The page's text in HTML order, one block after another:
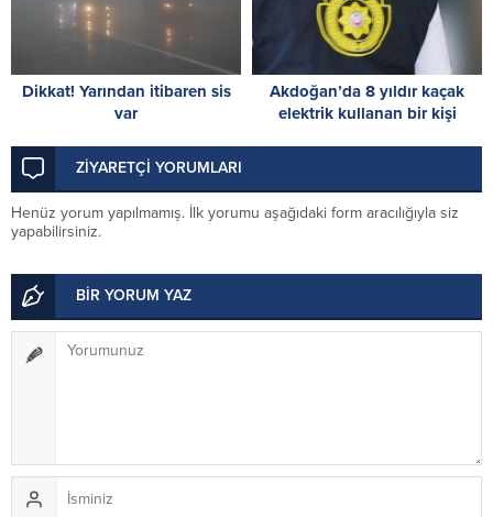
Dikkat! Yarından itibaren sis
var
Akdoğan’da 8 yıldır kaçak
elektrik kullanan bir kişi
ZİYARETÇİ YORUMLARI
Henüz yorum yapılmamış. İlk yorumu aşağıdaki form aracılığıyla siz
yapabilirsiniz.
BİR YORUM YAZ